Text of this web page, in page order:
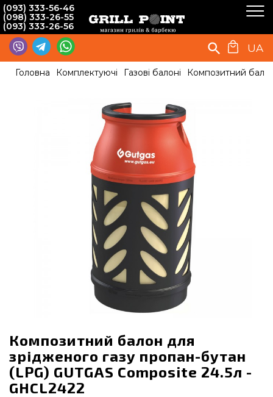
(093) 333-56-46
(098) 333-26-55
(093) 333-26-56
UA
Головна Комплектуючі Газові балоні Композитний
Композитний балон для
зрідженого газу пропан-бутан
(LPG) GUTGAS Composite 24.5л -
GHCL2422